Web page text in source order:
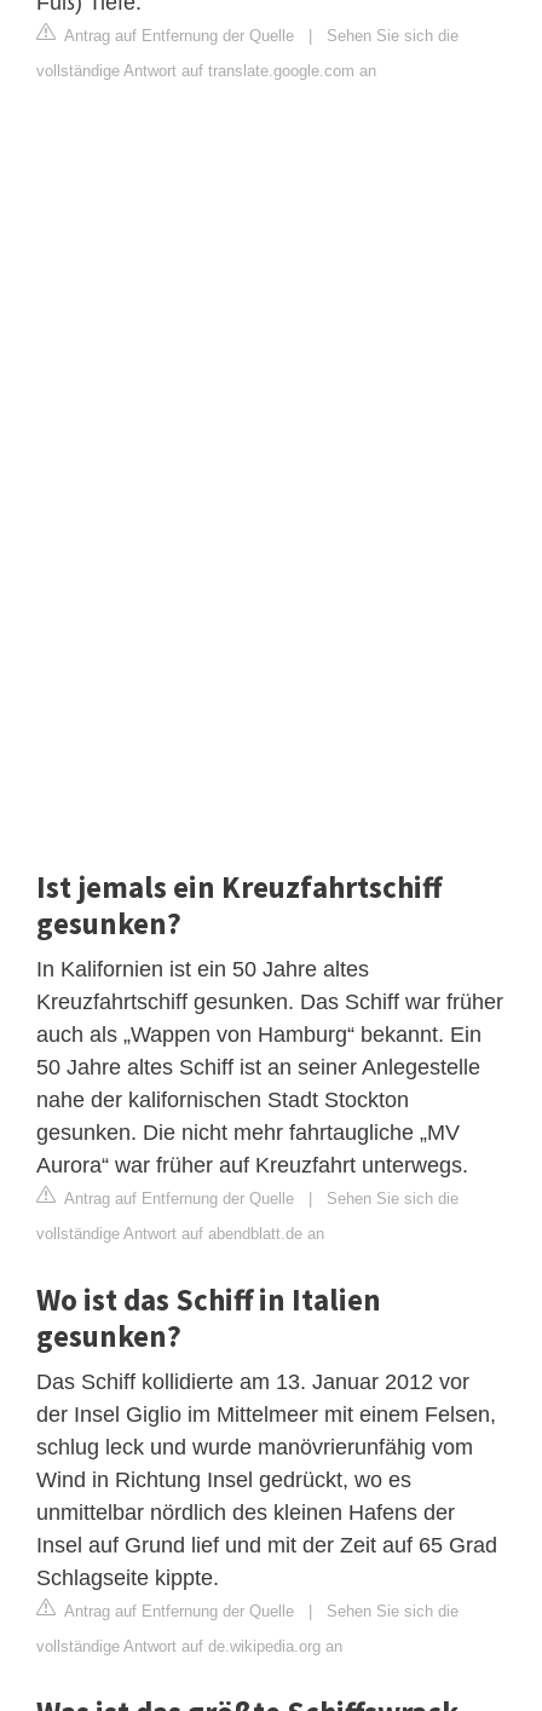
Antrag auf Entfernung der Quelle | Sehen Sie sich die
vollständige Antwort auf translate.google.com an
Ist jemals ein Kreuzfahrtschiff
gesunken?
In Kalifornien ist ein 50 Jahre altes
Kreuzfahrtschiff gesunken. Das Schiff war früher
auch als „Wappen von Hamburg“ bekannt. Ein
50 Jahre altes Schiff ist an seiner Anlegestelle
nahe der kalifornischen Stadt Stockton
gesunken. Die nicht mehr fahrtaugliche „MV
Aurora“ war früher auf Kreuzfahrt unterwegs.
Antrag auf Entfernung der Quelle | Sehen Sie sich die
vollständige Antwort auf abendblatt.de an
Wo ist das Schiff in Italien
gesunken?
Das Schiff kollidierte am 13. Januar 2012 vor
der Insel Giglio im Mittelmeer mit einem Felsen,
schlug leck und wurde manövrierunfähig vom
Wind in Richtung Insel gedrückt, wo es
unmittelbar nördlich des kleinen Hafens der
Insel auf Grund lief und mit der Zeit auf 65 Grad
Schlagseite kippte.
Antrag auf Entfernung der Quelle | Sehen Sie sich die
vollständige Antwort auf de.wikipedia.org an